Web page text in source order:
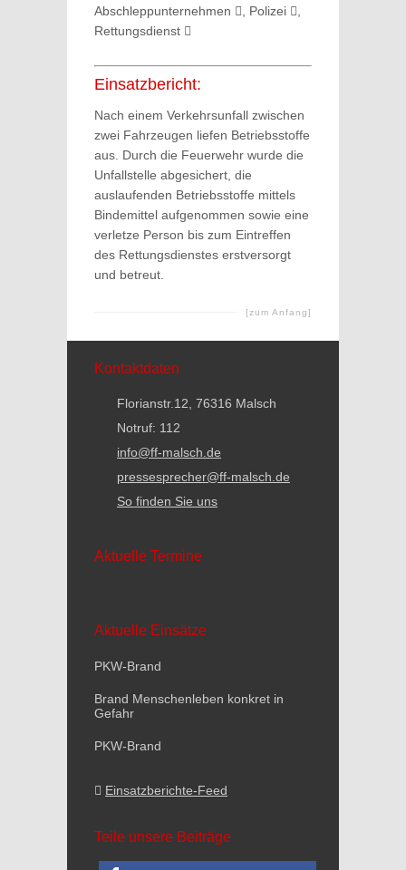
Abschleppunternehmen
, Polizei
Rettungsdienst
Einsatzbericht:
Nach einem Verkehrsunfall zwischen
zwei Fahrzeugen liefen Betriebsstoffe
aus. Durch die Feuerwehr wurde die
Unfallstelle abgesichert, die
auslaufenden Betriebsstoffe mittels
Bindemittel aufgenommen sowie eine
verletze Person bis zum Eintreffen
des Rettungsdienstes erstversorgt
und betreut.
[zum Anfang]
Kontaktdaten
Florianstr.12, 76316 Malsch
Notruf: 112
info@ff-malsch.de
pressesprecher@ff-malsch.de
So finden Sie uns
Aktuelle Termine
Aktuelle Einsätze
PKW-Brand
Brand Menschenleben konkret in
Gefahr
PKW-Brand
Einsatzberichte-Feed
Teile unsere Beiträge